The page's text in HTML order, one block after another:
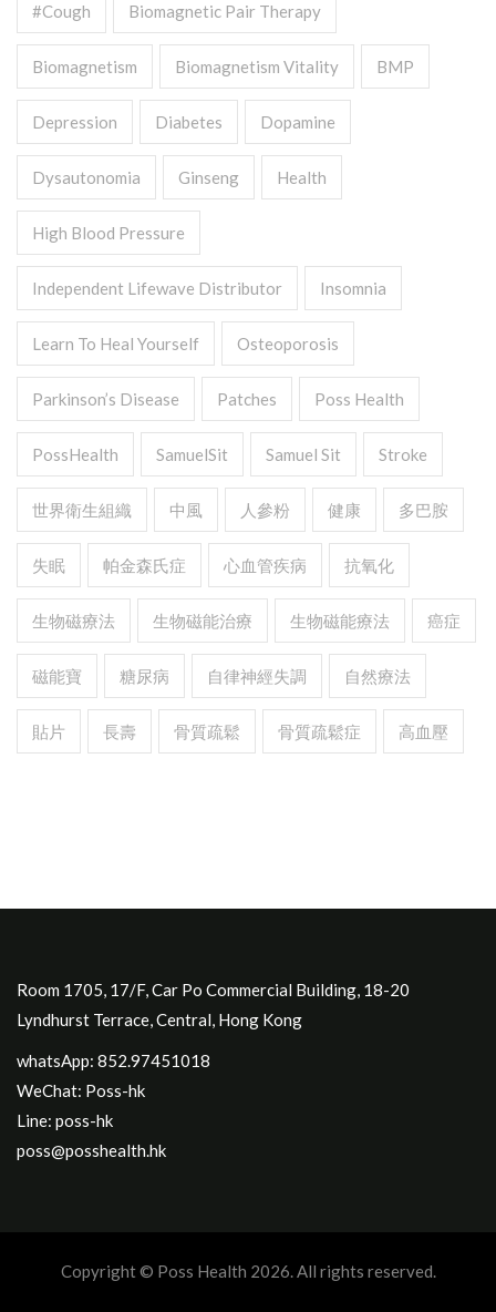
#cough Biomagnetic Pair Therapy
Biomagnetism Biomagnetism Vitality BMP
Depression Diabetes Dopamine
Dysautonomia Ginseng Health
High Blood Pressure
Independent Lifewave Distributor Insomnia
Learn To Heal Yourself Osteoporosis
Parkinson’s Disease Patches Poss Health
PossHealth SamuelSit Samuel Sit Stroke
世界衛生組織 中風 人參粉 健康 多巴胺
失眠 帕金森氏症 心血管疾病 抗氧化
生物磁療法 生物磁能治療 生物磁能療法 癌症
磁能寶 糖尿病 自律神經失調 自然療法
貼片 長壽 骨質疏鬆 骨質疏鬆症 高血壓
Room 1705, 17/F, Car Po Commercial Building, 18-20
Lyndhurst Terrace, Central, Hong Kong
whatsApp: 852.97451018
WeChat: Poss-hk
Line: poss-hk
poss@posshealth.hk
Copyright © Poss Health 2026. All rights reserved.